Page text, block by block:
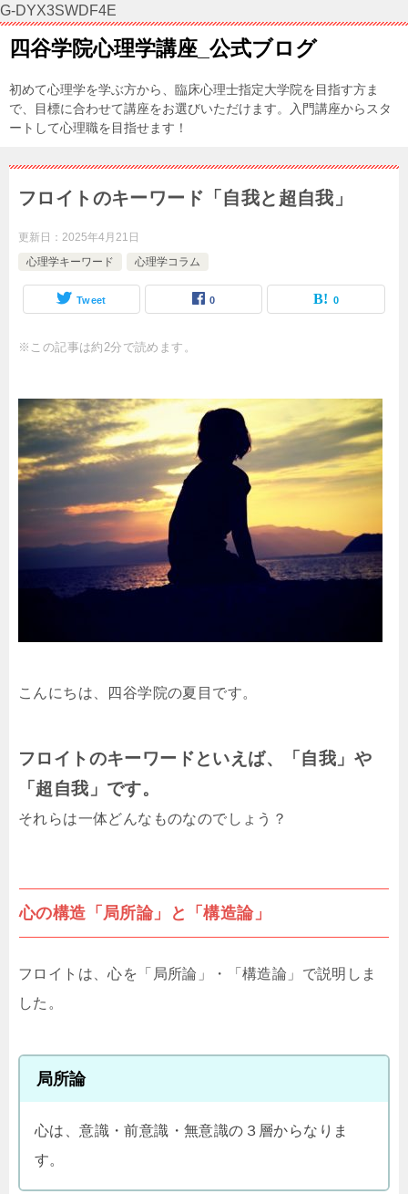
G-DYX3SWDF4E
四谷学院心理学講座_公式ブログ
初めて心理学を学ぶ方から、臨床心理士指定大学院を目指す方ま
で、目標に合わせて講座をお選びいただけます。入門講座からスタ
ートして心理職を目指せます！
フロイトのキーワード「自我と超自我」
更新日： 2025年4月21日
心理学キーワード
心理学コラム
Tweet 0 0
※この記事は約2分で読めます。
こんにちは、四谷学院の夏目です。
フロイトのキーワードといえば、「自我」や
「超自我」です。
それらは一体どんなものなのでしょう？
心の構造「局所論」と「構造論」
フロイトは、心を「局所論」・「構造論」で説明しま
した。
局所論
心は、意識・前意識・無意識の３層からなりま
す。